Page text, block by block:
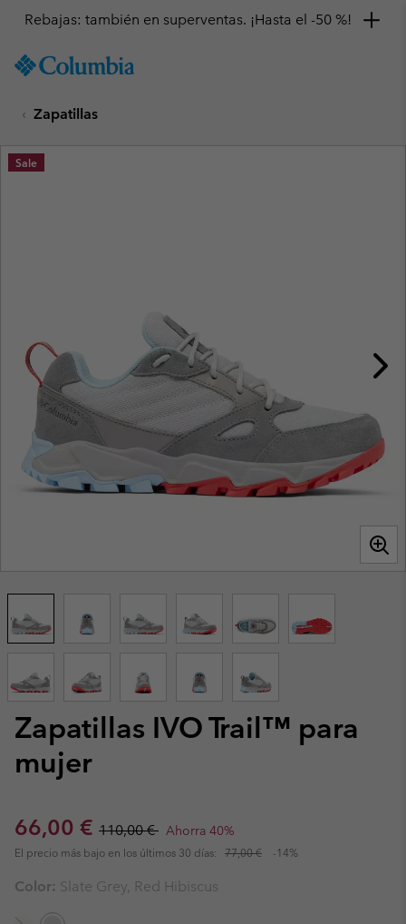
TO
SKIP
MAIN
NAV
Rebajas: también en superventas. ¡Hasta el -50 %!
Zapatillas
Zapatillas IVO Trail™ para
mujer
Sale price:
66,00 € Regular price:
110,00 € Ahorra 40%
El precio más bajo en los últimos 30 días: 77,00 € -14%
Sale
Color: Slate Grey, Red Hibiscus